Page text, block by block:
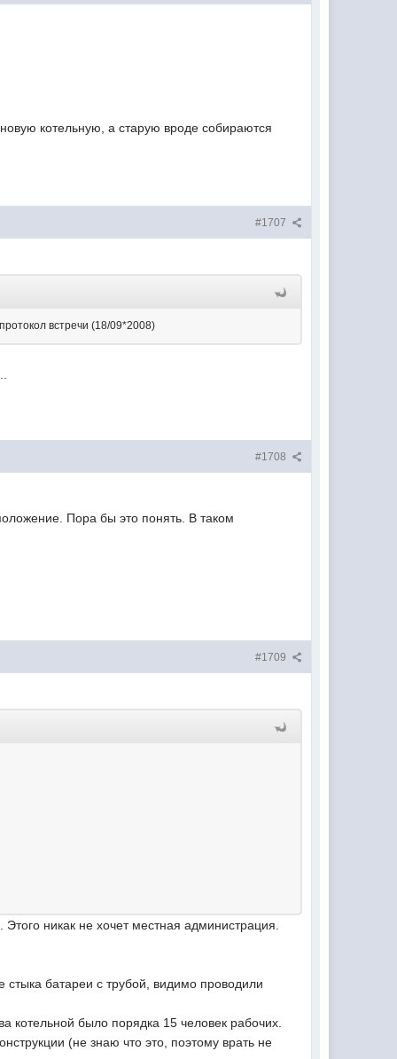
котельную, а старую вроде собираются
#1707
встречи (18/09*2008)
#1708
Пора бы это понять. В таком
#1709
никак не хочет местная администрация.
стыка батареи с трубой, видимо проводили
котельной было порядка 15 человек рабочих.
(не знаю что это, поэтому врать не